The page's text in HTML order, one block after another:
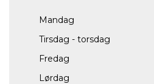
Mandag
Tirsdag - torsdag
Fredag
Lørdag